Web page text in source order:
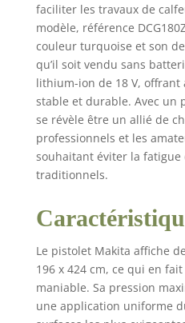
faciliter les travaux de
modèle, référence
couleur turquoise et son
qu’il soit vendu sans
lithium-ion de 18 V, offrant
stable et durable. Avec un
se révèle être un allié de
professionnels et les
souhaitant éviter la fatigue
traditionnels.
Le pistolet Makita affiche
196 x 424 cm, ce qui en
maniable. Sa pression
une application uniforme